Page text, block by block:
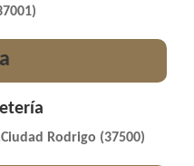
Rodrigo (37500)